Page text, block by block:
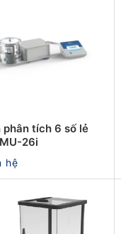
phân tích 6 số lẻ
26i
hệ